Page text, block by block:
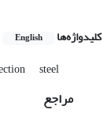
کلیدواژه‌ها English
steel
مراجع